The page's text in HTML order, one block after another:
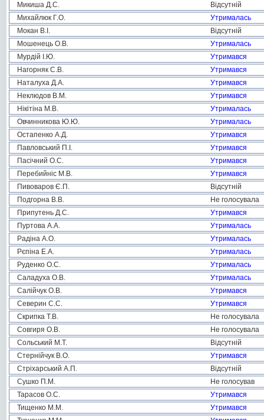
Микиша Д.С.
Відсутній
Михайлюк Г.О.
Утрималась
Мокан В.І.
Відсутній
Мошенець О.В.
Утрималась
Мурдій І.Ю.
Утримався
Нагорняк С.В.
Утримався
Наталуха Д.А.
Утримався
Неклюдов В.М.
Утримався
Нікітіна М.В.
Утрималась
Овчинникова Ю.Ю.
Утрималась
Остапенко А.Д.
Утримався
Павловський П.І.
Утримався
Пасічний О.С.
Утримався
Перебийніс М.В.
Утримався
Пивоваров Є.П.
Відсутній
Подгорна В.В.
Не голосувала
Припутень Д.С.
Утримався
Пуртова А.А.
Утрималась
Радіна А.О.
Утрималась
Рєпіна Е.А.
Утрималась
Руденко О.С.
Утрималась
Саладуха О.В.
Утрималась
Салійчук О.В.
Утримався
Северин С.С.
Утримався
Скрипка Т.В.
Не голосувала
Совгиря О.В.
Не голосувала
Сольський М.Т.
Відсутній
Стернійчук В.О.
Утримався
Стріхарський А.П.
Відсутній
Сушко П.М.
Не голосував
Тарасов О.С.
Утримався
Тищенко М.М.
Утримався